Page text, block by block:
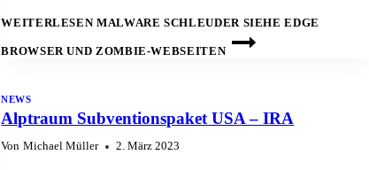
WEITERLESENMALWARE SCHLEUDER SIEHE EDGE
BROWSER UND ZOMBIE-WEBSEITEN
NEWS
Alptraum Subventionspaket USA – IRA
Von Michael Müller 2. März 2023